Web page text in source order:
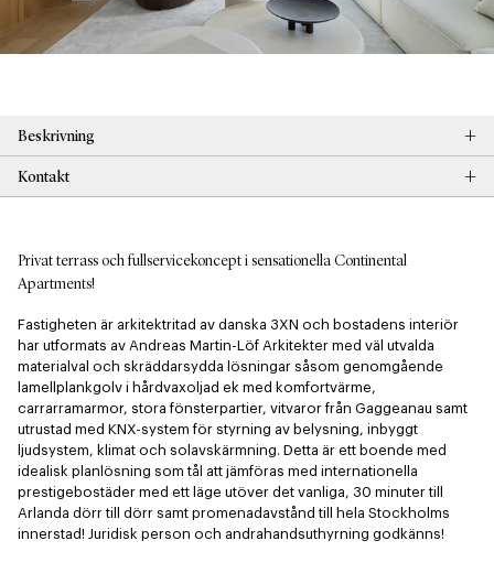
Beskrivning +
Kontakt +
Privat terrass och fullservicekoncept i sensationella Continental
Apartments!
Fastigheten är arkitektritad av danska 3XN och bostadens interiör
har utformats av Andreas Martin-Löf Arkitekter med väl utvalda
materialval och skräddarsydda lösningar såsom genomgående
lamellplankgolv i hårdvaxoljad ek med komfortvärme,
carrarramarmor, stora fönsterpartier, vitvaror från Gaggeanau samt
utrustad med KNX-system för styrning av belysning, inbyggt
ljudsystem, klimat och solavskärmning. Detta är ett boende med
idealisk planlösning som tål att jämföras med internationella
prestigebostäder med ett läge utöver det vanliga, 30 minuter till
Arlanda dörr till dörr samt promenadavstånd till hela Stockholms
innerstad! Juridisk person och andrahandsuthyrning godkänns!